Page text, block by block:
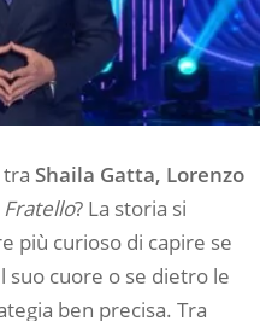
Shaila Gatta, Lorenzo
? La storia si
più curioso di capire se
suo cuore o se dietro le
ben precisa. Tra